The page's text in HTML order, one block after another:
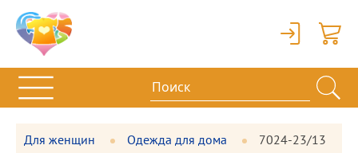
Вход
Для женщин Одежда для дома 7024-23/13